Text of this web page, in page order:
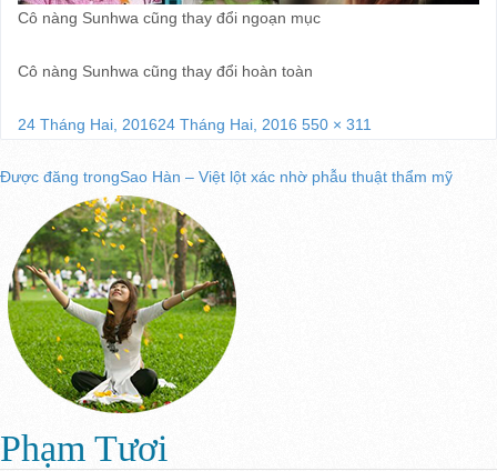
Cô nàng Sunhwa cũng thay đổi ngoạn mục
Cô nàng Sunhwa cũng thay đổi hoàn toàn
Đăng
ngày
24 Tháng Hai, 201624 Tháng Hai, 2016 Kích
đầy
550 × 311
Điều
hướng
bài
viết
Được đăng trongSao Hàn – Việt lột xác nhờ phẫu thuật thẩm mỹ
Phạm Tươi